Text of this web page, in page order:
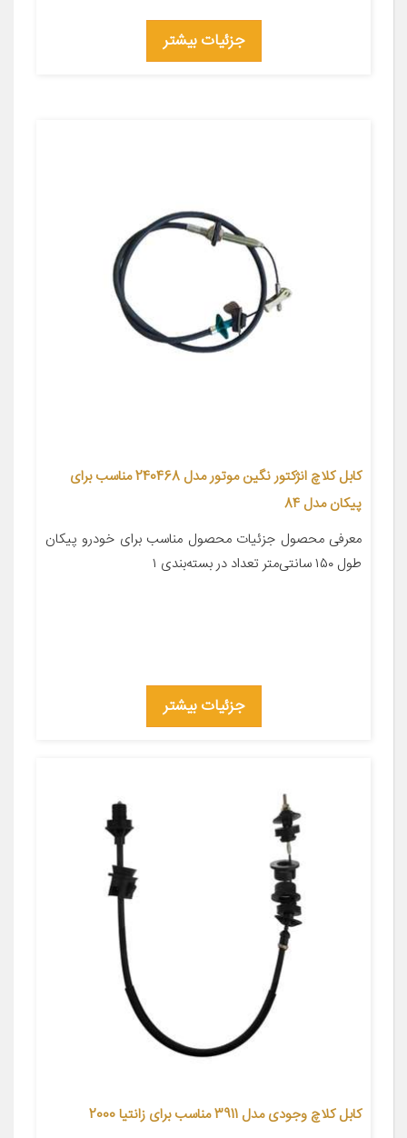
جزئیات بیشتر
کابل کلاچ انژکتور نگین موتور مدل 240468 مناسب برای
پیکان مدل 84
معرفی محصول جزئیات محصول مناسب برای خودرو پیکان
طول ۱۵۰ سانتی‌متر تعداد در بسته‌بندی ۱
جزئیات بیشتر
کابل کلاچ وجودی مدل 3911 مناسب برای زانتیا 2000